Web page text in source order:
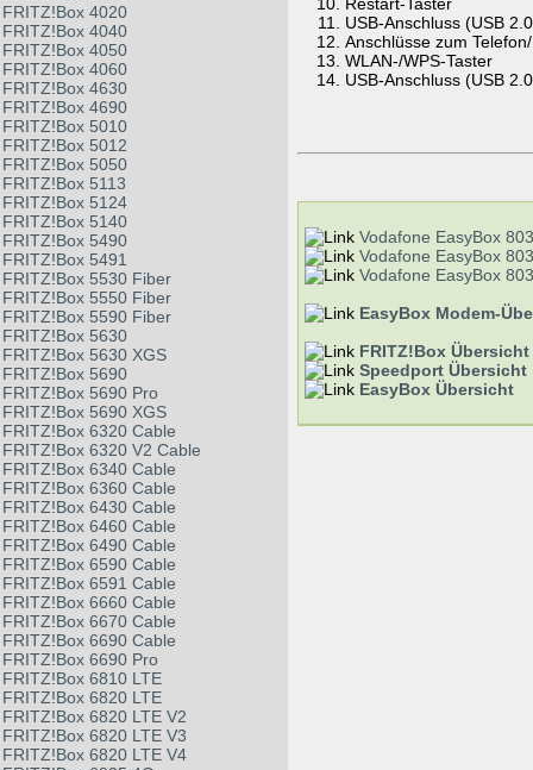
FRITZ!Box 4020
FRITZ!Box 4040
FRITZ!Box 4050
FRITZ!Box 4060
FRITZ!Box 4630
FRITZ!Box 4690
FRITZ!Box 5010
FRITZ!Box 5012
FRITZ!Box 5050
FRITZ!Box 5113
FRITZ!Box 5124
FRITZ!Box 5140
FRITZ!Box 5490
FRITZ!Box 5491
FRITZ!Box 5530 Fiber
FRITZ!Box 5550 Fiber
FRITZ!Box 5590 Fiber
FRITZ!Box 5630
FRITZ!Box 5630 XGS
FRITZ!Box 5690
FRITZ!Box 5690 Pro
FRITZ!Box 5690 XGS
FRITZ!Box 6320 Cable
FRITZ!Box 6320 V2 Cable
FRITZ!Box 6340 Cable
FRITZ!Box 6360 Cable
FRITZ!Box 6430 Cable
FRITZ!Box 6460 Cable
FRITZ!Box 6490 Cable
FRITZ!Box 6590 Cable
FRITZ!Box 6591 Cable
FRITZ!Box 6660 Cable
FRITZ!Box 6670 Cable
FRITZ!Box 6690 Cable
FRITZ!Box 6690 Pro
FRITZ!Box 6810 LTE
FRITZ!Box 6820 LTE
FRITZ!Box 6820 LTE V2
FRITZ!Box 6820 LTE V3
FRITZ!Box 6820 LTE V4
USB-Anschluss (USB
Anschlüsse zum
WLAN-/WPS-Taster
USB-Anschluss (USB
Vodafone EasyBox
Vodafone EasyBox
Vodafone EasyBox
EasyBox Modem-
FRITZ!Box Übersicht
Speedport Übersicht
EasyBox Übersicht